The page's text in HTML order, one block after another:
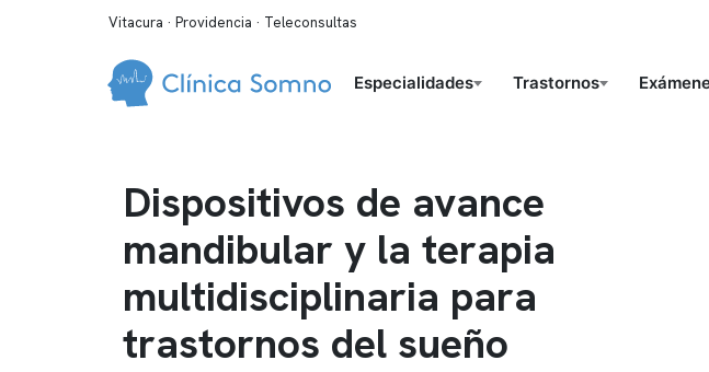
Vitacura · Providencia · Teleconsultas
Especialidades Trastornos
Dispositivos de avance
mandibular y la terapia
multidisciplinaria para
trastornos del sueño